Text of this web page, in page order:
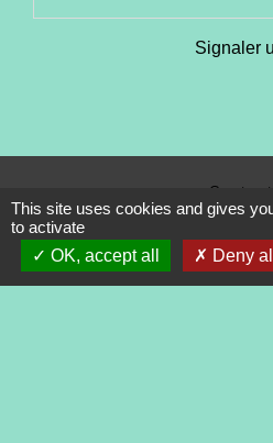
Signaler
Commune de
2 place du
22410 Tréveneuc
+33 2 96 70
This site uses cookies and gives
to activate
OK, accept all
Deny